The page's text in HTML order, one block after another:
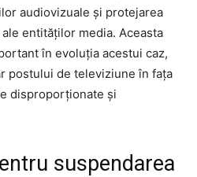
audiovizuale și protejarea
entităților media. Aceasta
în evoluția acestui caz,
postului de televiziune în fața
disproporționate și
suspendarea